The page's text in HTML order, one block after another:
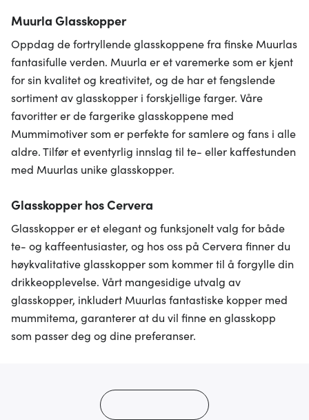
Muurla Glasskopper
Oppdag de fortryllende glasskoppene fra finske Muurlas
fantasifulle verden. Muurla er et varemerke som er kjent
for sin kvalitet og kreativitet, og de har et fengslende
sortiment av glasskopper i forskjellige farger. Våre
favoritter er de fargerike glasskoppene med
Mummimotiver som er perfekte for samlere og fans i alle
aldre. Tilfør et eventyrlig innslag til te- eller kaffestunden
med Muurlas unike glasskopper.
Glasskopper hos Cervera
Glasskopper er et elegant og funksjonelt valg for både
te- og kaffeentusiaster, og hos oss på Cervera finner du
høykvalitative glasskopper som kommer til å forgylle din
drikkeopplevelse. Vårt mangesidige utvalg av
glasskopper, inkludert Muurlas fantastiske kopper med
mummitema, garanterer at du vil finne en glasskopp
som passer deg og dine preferanser.